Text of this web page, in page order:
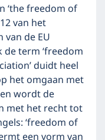
‘the freedom of
van het
de EU
term ‘freedom
duidt heel
het omgaan met
wordt de
met het recht tot
‘freedom of